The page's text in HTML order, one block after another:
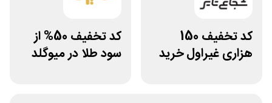
کد تخفیف 150
هزاری غیراول خرید
کد تخفیف 50% از
سود طلا در میوگلد